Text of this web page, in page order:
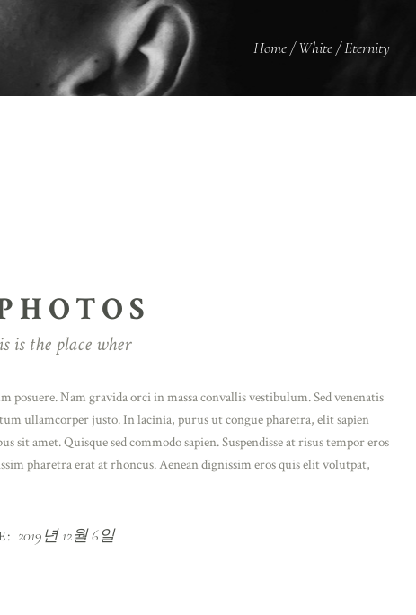
Home/White/Eternity
is the place wher
Nam gravida orci in massa convallis vestibulum. Sed venenatis
ullamcorper justo. In lacinia, purus ut congue pharetra, elit sapien
amet. Quisque sed commodo sapien. Suspendisse at risus tempor eros
pharetra erat at rhoncus. Aenean dignissim eros quis elit volutpat,
2019년 12월 6일